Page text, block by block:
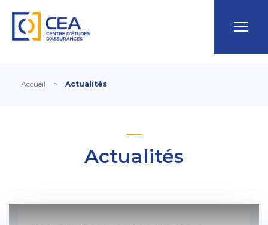
Accueil > Actualités
Actualités